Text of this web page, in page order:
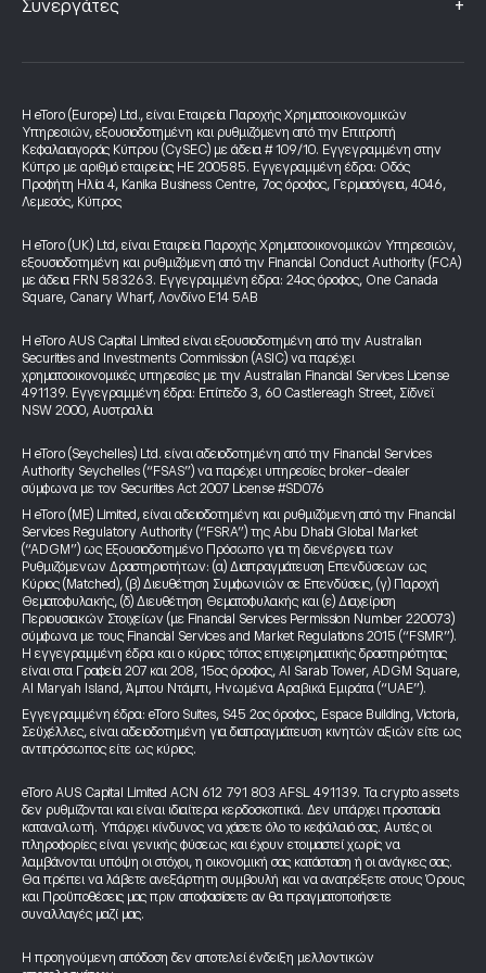
Συνεργάτες +
Η eToro (Europe) Ltd., είναι Εταιρεία Παροχής Χρηματοοικονομικών
Υπηρεσιών, εξουσιοδοτημένη και ρυθμιζόμενη από την Επιτροπή
Κεφαλαιαγοράς Κύπρου (CySEC) με άδεια # 109/10. Εγγεγραμμένη στην
Κύπρο με αριθμό εταιρείας HE 200585. Εγγεγραμμένη έδρα: Οδός
Προφήτη Ηλία 4, Kanika Business Centre, 7ος όροφος, Γερμασόγεια, 4046,
Λεμεσός, Κύπρος
Η eToro (UK) Ltd, είναι Εταιρεία Παροχής Χρηματοοικονομικών Υπηρεσιών,
εξουσιοδοτημένη και ρυθμιζόμενη από την Financial Conduct Authority (FCA)
με άδεια FRN 583263. Εγγεγραμμένη έδρα: 24ος όροφος, One Canada
Square, Canary Wharf, Λονδίνο E14 5AB
Η eToro AUS Capital Limited είναι εξουσιοδοτημένη από την Australian
Securities and Investments Commission (ASIC) να παρέχει
χρηματοοικονομικές υπηρεσίες με την Australian Financial Services License
491139. Εγγεγραμμένη έδρα: Επίπεδο 3, 60 Castlereagh Street, Σίδνεϊ
NSW 2000, Αυστραλία
Η eToro (Seychelles) Ltd. είναι αδειοδοτημένη από την Financial Services
Authority Seychelles (“FSAS”) να παρέχει υπηρεσίες broker-dealer
σύμφωνα με τον Securities Act 2007 License #SD076
Η eToro (ME) Limited, είναι αδειοδοτημένη και ρυθμιζόμενη από την Financial
Services Regulatory Authority (“FSRA”) της Abu Dhabi Global Market
(“ADGM”) ως Εξουσιοδοτημένο Πρόσωπο για τη διενέργεια των
Ρυθμιζόμενων Δραστηριοτήτων: (α) Διαπραγμάτευση Επενδύσεων ως
Κύριος (Matched), (β) Διευθέτηση Συμφωνιών σε Επενδύσεις, (γ) Παροχή
Θεματοφυλακής, (δ) Διευθέτηση Θεματοφυλακής και (ε) Διαχείριση
Περιουσιακών Στοιχείων (με Financial Services Permission Number 220073)
σύμφωνα με τους Financial Services and Market Regulations 2015 (“FSMR”).
Η εγγεγραμμένη έδρα και ο κύριος τόπος επιχειρηματικής δραστηριότητας
είναι στα Γραφεία 207 και 208, 15ος όροφος, Al Sarab Tower, ADGM Square,
Al Maryah Island, Άμπου Ντάμπι, Ηνωμένα Αραβικά Εμιράτα (“UAE”).
Εγγεγραμμένη έδρα: eToro Suites, S45 2ος όροφος, Espace Building, Victoria,
Σεϋχέλλες, είναι αδειοδοτημένη για διαπραγμάτευση κινητών αξιών είτε ως
αντιπρόσωπος είτε ως κύριος.
eToro AUS Capital Limited ACN 612 791 803 AFSL 491139. Τα crypto assets
δεν ρυθμίζονται και είναι ιδιαίτερα κερδοσκοπικά. Δεν υπάρχει προστασία
καταναλωτή. Υπάρχει κίνδυνος να χάσετε όλο το κεφάλαιό σας. Αυτές οι
πληροφορίες είναι γενικής φύσεως και έχουν ετοιμαστεί χωρίς να
λαμβάνονται υπόψη οι στόχοι, η οικονομική σας κατάσταση ή οι ανάγκες σας.
Θα πρέπει να λάβετε ανεξάρτητη συμβουλή και να ανατρέξετε στους Όρους
και Προϋποθέσεις μας πριν αποφασίσετε αν θα πραγματοποιήσετε
συναλλαγές μαζί μας.
Η προηγούμενη απόδοση δεν αποτελεί ένδειξη μελλοντικών